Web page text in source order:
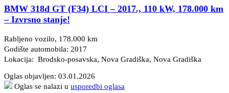
BMW 318d GT (F34) LCI – 2017., 110 kW, 178.000 km
– Izvrsno stanje!
Rabljeno vozilo, 178.000 km
Godište automobila: 2017
Lokacija: Brodsko-posavska, Nova Gradiška, Nova Gradiška
Oglas objavljen: 03.01.2026
Oglas se nalazi u usporedbi oglasa